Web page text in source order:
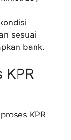
sesuai
bank.
KPR
KPR